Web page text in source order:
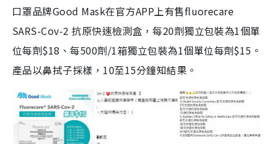
口罩品牌Good Mask在官方APP上有售fluorecare
SARS-Cov-2 抗原快速檢測盒，每20劑獨立包裝為1個單
位每劑$18、每500劑/1箱獨立包裝為1個單位每劑$15。
產品以鼻拭子採樣，10至15分鐘知結果。